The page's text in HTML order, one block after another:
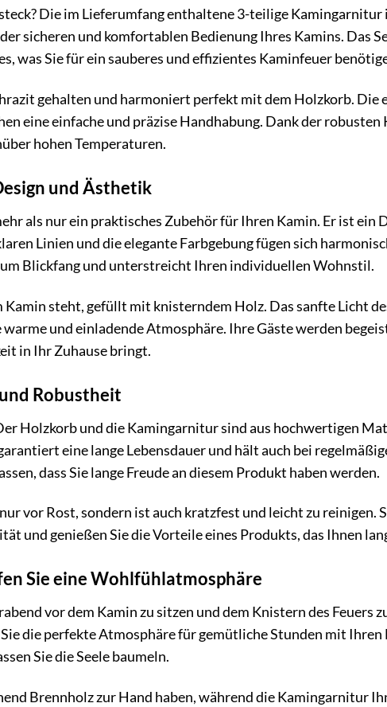
Die im Lieferumfang enthaltene 3-teilige
sicheren und komfortablen Bedienung Ihres Kamins. Das
was Sie für ein sauberes und effizientes Kaminfeuer
gehalten und harmoniert perfekt mit dem Holzkorb. Die
eine einfache und präzise Handhabung. Dank der
hohen Temperaturen.
und Ästhetik
als nur ein praktisches Zubehör für Ihren Kamin. Er ist ein
Linien und die elegante Farbgebung fügen sich
Blickfang und unterstreicht Ihren individuellen Wohnstil.
steht, gefüllt mit knisterndem Holz. Das sanfte Licht
und einladende Atmosphäre. Ihre Gäste werden
in Ihr Zuhause bringt.
Robustheit
Holzkorb und die Kamingarnitur sind aus hochwertigen
eine lange Lebensdauer und hält auch bei
dass Sie lange Freude an diesem Produkt haben werden.
vor Rost, sondern ist auch kratzfest und leicht zu reinigen.
und genießen Sie die Vorteile eines Produkts, das Ihnen
Sie eine Wohlfühlatmosphäre
vor dem Kamin zu sitzen und dem Knistern des Feuers
die perfekte Atmosphäre für gemütliche Stunden mit Ihren
Sie die Seele baumeln.
Brennholz zur Hand haben, während die Kamingarnitur